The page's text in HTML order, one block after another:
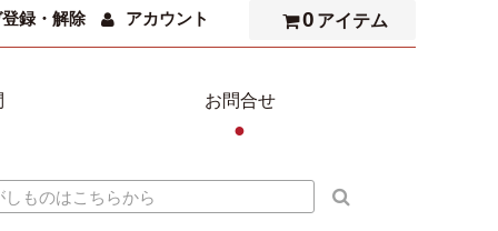
録・解除 アカウント 0 アイテム
お問合せ
●